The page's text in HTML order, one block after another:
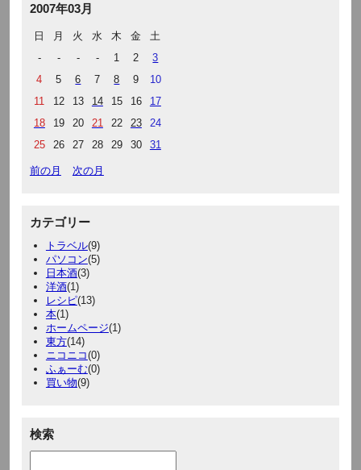
2007年03月
日 月 火 水 木 金
土
-
- - - 1 2
3
4
5 6 7 8 9
10
11
12 13 14 15 16
17
18
19 20 21 22 23
24
25
26 27 28 29 30 31
前の月 次の月
カテゴリー
トラベル(9)
パソコン(5)
日本酒(3)
洋酒(1)
レシピ(13)
本(1)
ホームページ(1)
東方(14)
ニコニコ(0)
ふぁーむ(0)
買い物(9)
検索